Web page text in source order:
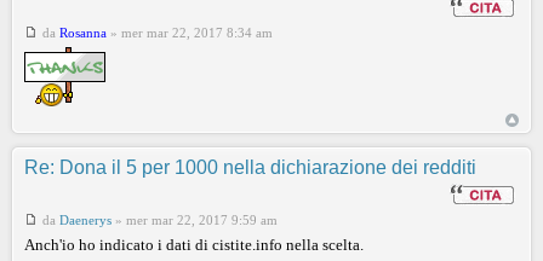
da Rosanna » mer mar 22, 2017 8:34 am
Re: Dona il 5 per 1000 nella dichiarazione dei redditi
da Daenerys » mer mar 22, 2017 9:59 am
Anch'io ho indicato i dati di cistite.info nella scelta.